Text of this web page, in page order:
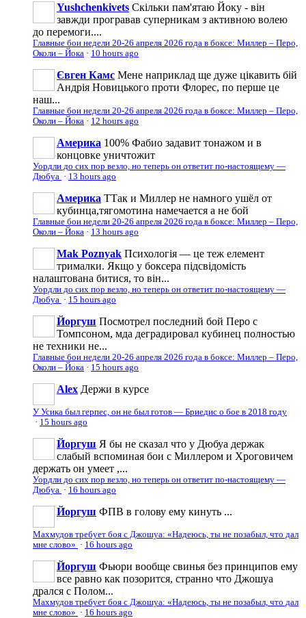
Yushchenkivets Скільки пам'ятаю Йоку - він
завжди програвав суперникам з активною волею
до перемоги....
Главные бои недели 20-26 апреля 2026 года в боксе: Миллер – Перо,
Околи – Йока · 10 hours ago
Євген Камс Мене наприклад ще дуже цікавить бій
Андрія Новицького проти Флорес, по перше це
наш...
Главные бои недели 20-26 апреля 2026 года в боксе: Миллер – Перо,
Околи – Йока · 12 hours ago
Америка 100% Фабио задавит тонажом и в
концовке уничтожит
Уордли до сих пор везло, но теперь он ответит по-настоящему —
Дюбуа · 13 hours ago
Америка ТТак и Миллер не намного ушёл от
кубинца,тягомотина намечается а не бой
Главные бои недели 20-26 апреля 2026 года в боксе: Миллер – Перо,
Околи – Йока · 13 hours ago
Mak Poznyak Психологія — це теж елемент
трималки. Якщо у боксера підсвідомість
налаштована битися, то він...
Уордли до сих пор везло, но теперь он ответит по-настоящему —
Дюбуа · 15 hours ago
Йоргуш Посмотрел последний бой Перо с
Томпсоном, мда деградировал кубинец полностью
не техники не...
Главные бои недели 20-26 апреля 2026 года в боксе: Миллер – Перо,
Околи – Йока · 15 hours ago
Аlеx Держи в курсе
У Усика был герпес, он не был готов — Бриедис о бое в 2018 году
· 15 hours ago
Йоргуш Я бы не сказал что у Дюбуа держак
слабый вспоминая бои с Миллером и Хроговичем
держать он умеет ,...
Уордли до сих пор везло, но теперь он ответит по-настоящему —
Дюбуа · 16 hours ago
Йоргуш ФПВ в голову ему кинуть ...
Махмудов требует боя с Джошуа: «Надеюсь, ты не позабыл, что дал
мне слово» · 16 hours ago
Йоргуш Фьюри вообще свинья без принципов ему
все равно как позорится, странно что Джошуа
дрался с Полом...
Махмудов требует боя с Джошуа: «Надеюсь, ты не позабыл, что дал
мне слово» · 16 hours ago